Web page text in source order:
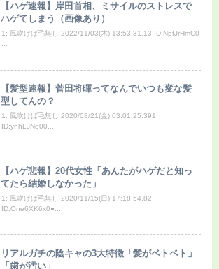
【ハゲ速報】岸田首相、ミサイルのストレスで
ハゲてしまう（画像あり）
1: 風吹けば毛無し 2022/11/03(木) 13:53:31.13 ID:NpfJrHmC0
...
【髪型速報】菅田将暉ってなんでいつも変な髪
型してんの？
1: 風吹けば毛無し 2020/08/21(金) 03:01:25.391
ID:ynhLJNo00...
【ハゲ悲報】20代女性「あんたがハゲだと知っ
てたら結婚しなかった」
1: 風吹けば毛無し 2020/11/15(日) 17:18:54.82
ID:One6XK6x0●...
リアルガチの陰キャの3大特徴「髪がベトベト」
「歯が汚い」